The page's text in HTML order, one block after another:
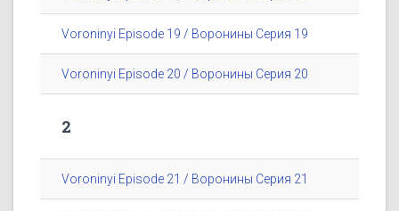
Voroninyi Episode 19 / Воронины Серия 19
Voroninyi Episode 20 / Воронины Серия 20
2
Voroninyi Episode 21 / Воронины Серия 21